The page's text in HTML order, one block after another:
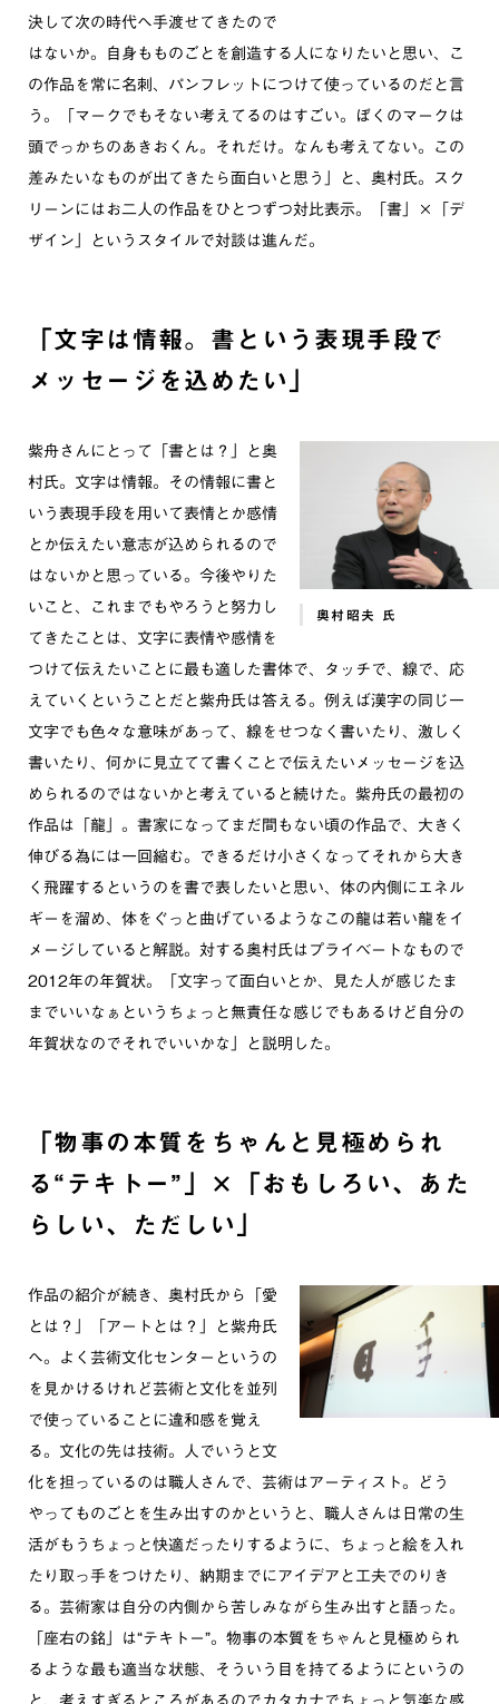
決して次の時代へ手渡せてきたので
はないか。自身もものごとを創造する人になりたいと思い、こ
の作品を常に名刺、パンフレットにつけて使っているのだと言
う。「マークでもそない考えてるのはすごい。ぼくのマークは
頭でっかちのあきおくん。それだけ。なんも考えてない。この
差みたいなものが出てきたら面白いと思う」と、奥村氏。スク
リーンにはお二人の作品をひとつずつ対比表示。「書」×「デ
ザイン」というスタイルで対談は進んだ。
「文字は情報。書という表現手段で
メッセージを込めたい」
奥村昭夫 氏
紫舟さんにとって「書とは？」と奥
村氏。文字は情報。その情報に書と
いう表現手段を用いて表情とか感情
とか伝えたい意志が込められるので
はないかと思っている。今後やりた
いこと、これまでもやろうと努力し
てきたことは、文字に表情や感情を
つけて伝えたいことに最も適した書体で、タッチで、線で、応
えていくということだと紫舟氏は答える。例えば漢字の同じ一
文字でも色々な意味があって、線をせつなく書いたり、激しく
書いたり、何かに見立てて書くことで伝えたいメッセージを込
められるのではないかと考えていると続けた。紫舟氏の最初の
作品は「龍」。書家になってまだ間もない頃の作品で、大きく
伸びる為には一回縮む。できるだけ小さくなってそれから大き
く飛躍するというのを書で表したいと思い、体の内側にエネル
ギーを溜め、体をぐっと曲げているようなこの龍は若い龍をイ
メージしていると解説。対する奥村氏はプライベートなもので
2012年の年賀状。「文字って面白いとか、見た人が感じたま
までいいなぁというちょっと無責任な感じでもあるけど自分の
年賀状なのでそれでいいかな」と説明した。
「物事の本質をちゃんと見極められ
る“テキトー”」×「おもしろい、あた
らしい、ただしい」
作品の紹介が続き、奥村氏から「愛
とは？」「アートとは？」と紫舟氏
へ。よく芸術文化センターというの
を見かけるけれど芸術と文化を並列
で使っていることに違和感を覚え
る。文化の先は技術。人でいうと文
化を担っているのは職人さんで、芸術はアーティスト。どう
やってものごとを生み出すのかというと、職人さんは日常の生
活がもうちょっと快適だったりするように、ちょっと絵を入れ
たり取っ手をつけたり、納期までにアイデアと工夫でのりき
る。芸術家は自分の内側から苦しみながら生み出すと語った。
「座右の銘」は“テキトー”。物事の本質をちゃんと見極められ
るような最も適当な状態、そういう目を持てるようにというの
と、考えすぎるところがあるのでカタカナでちょっと気楽な感